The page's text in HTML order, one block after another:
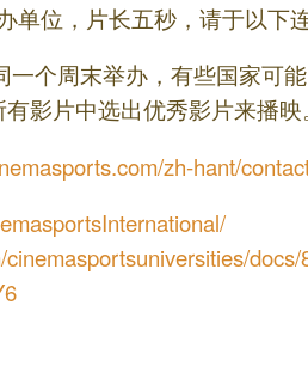
单位，片长五秒，请于以下
个周末举办，有些国家可
影片中选出优秀影片来播映。
zh-hant/